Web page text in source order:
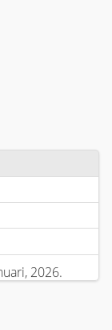
2026.